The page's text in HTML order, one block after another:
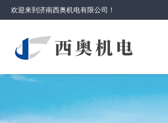
欢迎来到济南西奥机电有限公司 ！